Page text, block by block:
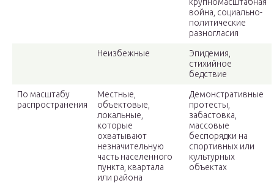
война, социально-
политические
разногласия
Неизбежные
Эпидемия,
стихийное
бедствие
По масштабу
распространения
Местные,
объектовые,
локальные,
которые
охватывают
незначительную
часть населенного
пункта, квартала
или района
Демонстративные
протесты,
забастовка,
массовые
беспорядки на
спортивных или
культурных
объектах